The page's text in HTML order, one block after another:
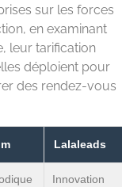
sur les forces
en examinant
leur tarification
déploient pour
des rendez-vous
Lalaleads
Innovation